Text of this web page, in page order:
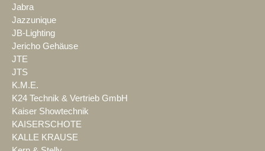
Jabra
Jazzunique
JB-Lighting
Jericho Gehäuse
JTE
JTS
K.M.E.
K24 Technik & Vertrieb GmbH
Kaiser Showtechnik
KAISERSCHOTE
KALLE KRAUSE